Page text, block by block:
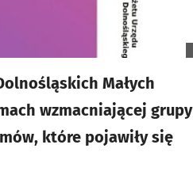
Małych
wzmacniającej grupy
które pojawiły się